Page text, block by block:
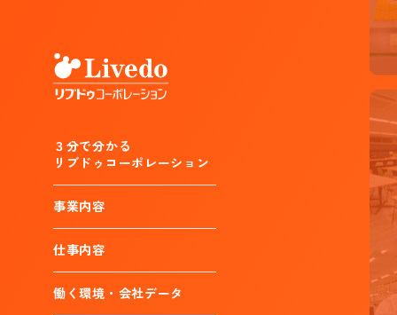
３分で分かる
リブドゥコーポレーション
事業内容
仕事内容
働く環境・会社データ